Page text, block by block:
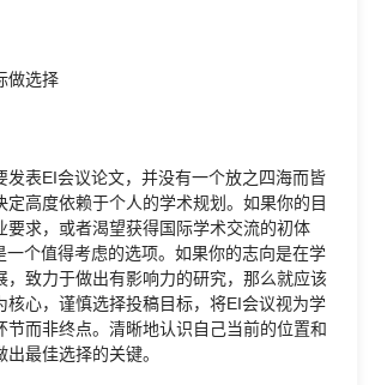
做选择
发表EI会议论文，并没有一个放之四海而皆
定高度依赖于个人的学术规划。如果你的目
要求，或者渴望获得国际学术交流的初体
一个值得考虑的选项。如果你的志向是在学
，致力于做出有影响力的研究，那么就应该
核心，谨慎选择投稿目标，将EI会议视为学
节而非终点。清晰地认识自己当前的位置和
最佳选择的关键。